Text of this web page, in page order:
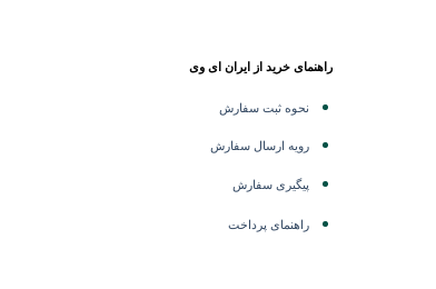
راهنمای خرید از ایران ای وی
نحوه ثبت سفارش
رویه ارسال سفارش
پیگیری سفارش
راهنمای پرداخت